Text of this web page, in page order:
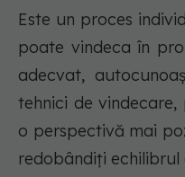
Este un proces
poate vindeca în
adecvat,
tehnici de
o perspectivă mai
redobândiți echilibrul